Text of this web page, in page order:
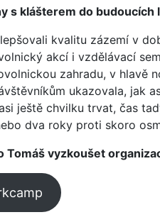
s klášterem do budoucích
kvalitu zázemí v
akcí i vzdělávací
zahradu, v hlavě
ukazovala, jak
ještě chvilku trvat, čas
dva roky proti skoro
Tomáš vyzkoušet